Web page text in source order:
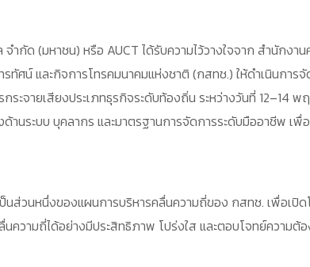
ำกัด (มหาชน) หรือ AUCT ได้รับความไว้วางใจจาก สำนักงา
รทัศน์ และกิจการโทรคมนาคมแห่งชาติ (กสทช.) ให้ดำเนินการ
กระจายเสียงประเภทธุรกิจระดับท้องถิ่น ระหว่างวันที่ 12–14
านระบบ บุคลากร และมาตรฐานการจัดการระดับมืออาชีพ เ
นส่วนหนึ่งของแผนการบริหารคลื่นความถี่ของ กสทช. เพื่อเปิ
ความถี่ได้อย่างมีประสิทธิภาพ โปร่งใส และตอบโจทย์ความต้